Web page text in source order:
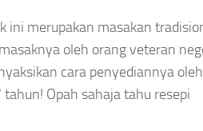
ini merupakan masakan
oleh orang veteran
cara penyediannya
Opah sahaja tahu resepi